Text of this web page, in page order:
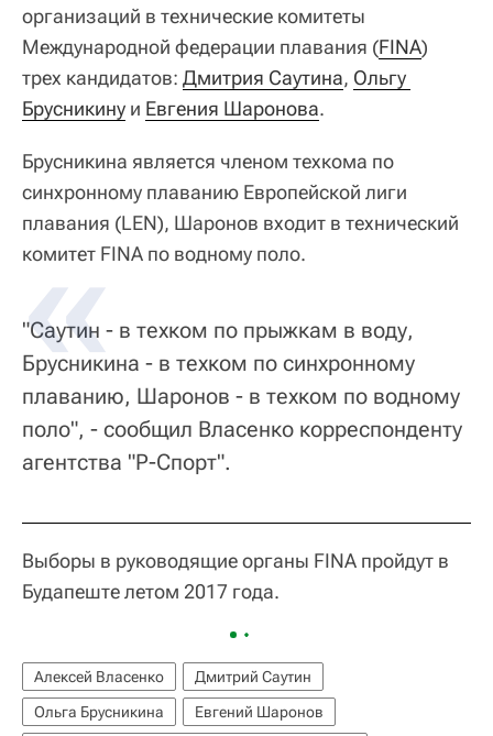
организаций в технические комитеты
Международной федерации плавания (FINA)
трех кандидатов: Дмитрия Саутина, Ольгу
Брусникину и Евгения Шаронова.
Брусникина является членом техкома по
синхронному плаванию Европейской лиги
плавания (LEN), Шаронов входит в технический
комитет FINA по водному поло.
"Саутин - в техком по прыжкам в воду,
Брусникина - в техком по синхронному
плаванию, Шаронов - в техком по водному
поло", - сообщил Власенко корреспонденту
агентства "Р-Спорт".
Выборы в руководящие органы FINA пройдут в
Будапеште летом 2017 года.
Алексей Власенко
Дмитрий Саутин
Ольга Брусникина
Евгений Шаронов